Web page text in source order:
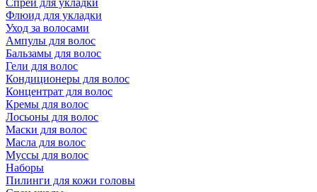
Спреи для укладки
Флюид для укладки
Уход за волосами
Ампулы для волос
Бальзамы для волос
Гели для волос
Кондиционеры для волос
Концентрат для волос
Кремы для волос
Лосьоны для волос
Маски для волос
Масла для волос
Муссы для волос
Наборы
Пилинги для кожи головы